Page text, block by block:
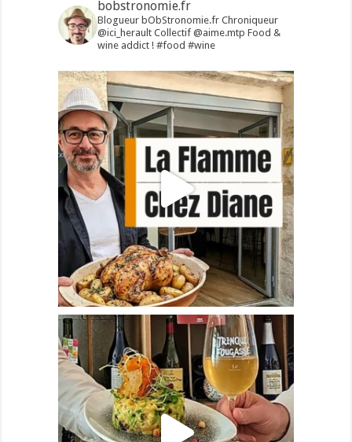
bobstronomie.fr
Blogueur bObStronomie.fr Chroniqueur
@ici_heraultCollectif @aime.mtp Food &
wine addict !#food #wine